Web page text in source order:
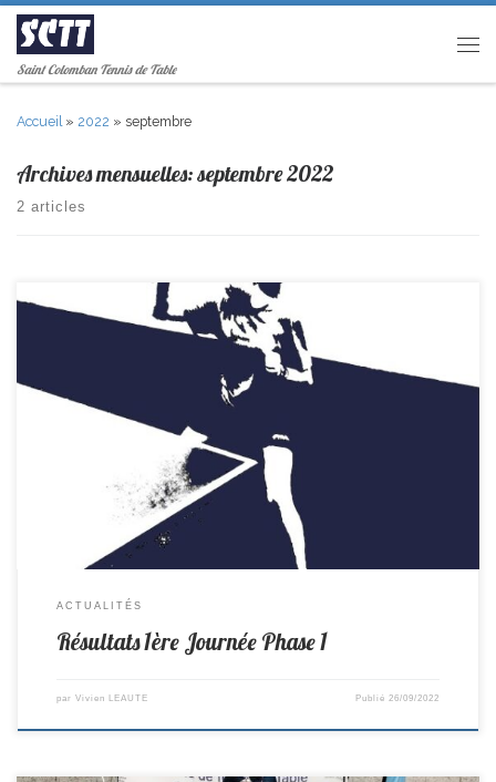
Passer au contenu
Saint Colomban Tennis de Table
Accueil » 2022 » septembre
Archives mensuelles:septembre 2022
2 articles
R2-> St Colomban 4-10 Pont st Martin PR-> St Colomban 15–5 Mouzillon
D1-> Mouzillon 16–4 St Colomban D3 -> Rezé 8–12 St Colomban
ACTUALITÉS
Résultats 1ère Journée Phase 1
par Vivien LEAUTE Publié26/09/2022